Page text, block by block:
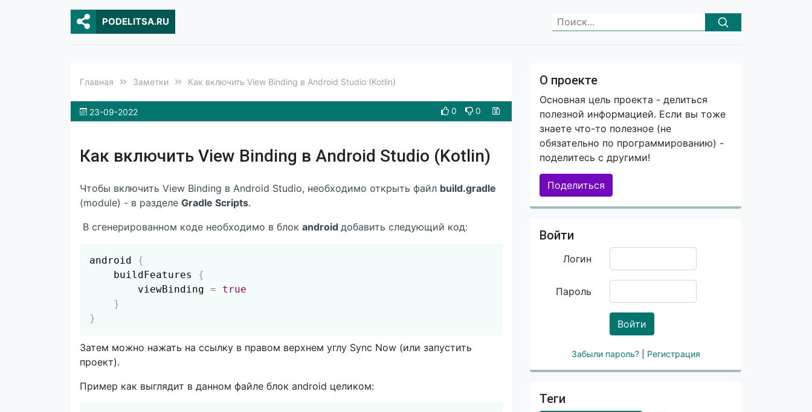
PODELITSA.RU
Главная Заметки Как включить View Binding в Android Studio (Kotlin)
23-09-2022 0 0
Как включить View Binding в Android Studio (Kotlin)
Чтобы включить View Binding в Android Studio, необходимо открыть файл build.gradle
(module) - в разделе Gradle Scripts.
В сгенерированном коде необходимо в блок android добавить следующий код:
android {
    buildFeatures
{
        viewBinding
=
true
}
}
Затем можно нажать на ссылку в правом верхнем углу Sync Now (или запустить
проект).
Пример как выглядит в данном файле блок android целиком:
О проекте
Основная цель проекта - делиться
полезной информацией. Если вы тоже
знаете что-то полезное (не
обязательно по программированию) -
поделитесь с другими!
Поделиться
Войти
Логин
Пароль
Войти
Забыли пароль? Регистрация
Теги